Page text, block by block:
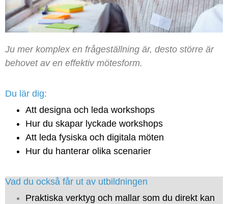
Ju mer komplex en frågeställning är, desto större är
behovet av en effektiv mötesform.
Du lär dig:
Att designa och leda workshops
Hur du skapar lyckade workshops
Att leda fysiska och digitala möten
Hur du hanterar olika scenarier
Vad du också får ut av utbildningen
Praktiska verktyg och mallar som du direkt kan